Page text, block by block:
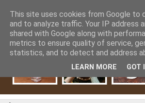
This site uses cookies from Google to
and to analyze traffic. Your IP address
shared with Google along with
metrics to ensure quality of service,
statistics, and to detect and address
LEARN MORE GOT